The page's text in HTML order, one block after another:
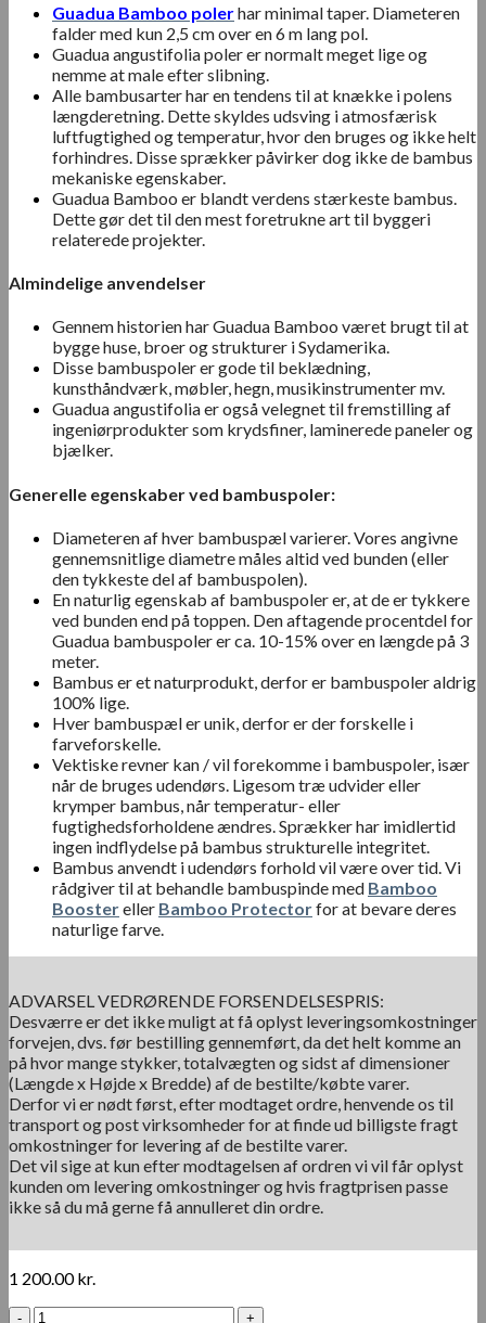
Guadua Bamboo polerhar minimal taper. Diameteren
falder med kun 2,5 cm over en 6 m lang pol.
Guadua angustifolia poler er normalt meget lige og
nemme at male efter slibning.
Alle bambusarter har en tendens til at knække i polens
længderetning. Dette skyldes udsving i atmosfærisk
luftfugtighed og temperatur, hvor den bruges og ikke helt
forhindres. Disse sprækker påvirker dog ikke de bambus
mekaniske egenskaber.
Guadua Bamboo er blandt verdens stærkeste bambus.
Dette gør det til den mest foretrukne art til byggeri
relaterede projekter.
Almindelige anvendelser
Gennem historien har Guadua Bamboo været brugt til at
bygge huse, broer og strukturer i Sydamerika.
Disse bambuspoler er gode til beklædning,
kunsthåndværk, møbler, hegn, musikinstrumenter mv.
Guadua angustifolia er også velegnet til fremstilling af
ingeniørprodukter som krydsfiner, laminerede paneler og
bjælker.
Generelle egenskaber ved bambuspoler:
Diameteren af hver bambuspæl varierer. Vores angivne
gennemsnitlige diametre måles altid ved bunden (eller
den tykkeste del af bambuspolen).
En naturlig egenskab af bambuspoler er, at de er tykkere
ved bunden end på toppen. Den aftagende procentdel for
Guadua bambuspoler er ca. 10-15% over en længde på 3
meter.
Bambus er et naturprodukt, derfor er bambuspoler aldrig
100% lige.
Hver bambuspæl er unik, derfor er der forskelle i
farveforskelle.
Vektiske revner kan / vil forekomme i bambuspoler, især
når de bruges udendørs. Ligesom træ udvider eller
krymper bambus, når temperatur- eller
fugtighedsforholdene ændres. Sprækker har imidlertid
ingen indflydelse på bambus strukturelle integritet.
Bambus anvendt i udendørs forhold vil være over tid. Vi
rådgiver til at behandle bambuspinde med Bamboo
Boostereller Bamboo Protectorfor at bevare deres
naturlige farve.
ADVARSEL VEDRØRENDE FORSENDELSESPRIS:
Desværre er det ikke muligt at få oplyst leveringsomkostninger
forvejen, dvs. før bestilling gennemført, da det helt komme an
på hvor mange stykker, totalvægten og sidst af dimensioner
(Længde x Højde x Bredde) af de bestilte/købte varer.
Derfor vi er nødt først, efter modtaget ordre, henvende os til
transport og post virksomheder for at finde ud billigste fragt
omkostninger for levering af de bestilte varer.
Det vil sige at kun efter modtagelsen af ordren vi vil får oplyst
kunden om levering omkostninger og hvis fragtprisen passe
ikke så du må gerne få annulleret din ordre.
1 200.00kr.
Guadua